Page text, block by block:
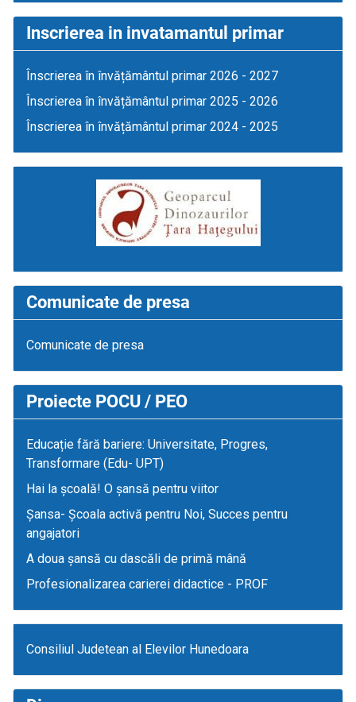
Inscrierea in invatamantul primar
Înscrierea în învățământul primar 2026 - 2027
Înscrierea în învățământul primar 2025 - 2026
Înscrierea în învățământul primar 2024 - 2025
Comunicate de presa
Comunicate de presa
Proiecte POCU / PEO
Educație fără bariere: Universitate, Progres,
Transformare (Edu- UPT)
Hai la școală! O șansă pentru viitor
Șansa- Școala activă pentru Noi, Succes pentru
angajatori
A doua șansă cu dascăli de primă mână
Profesionalizarea carierei didactice - PROF
Consiliul Judetean al Elevilor Hunedoara